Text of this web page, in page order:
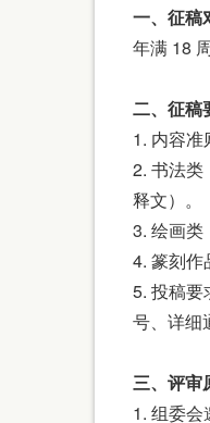
一、征稿
年满 18
二、征稿
1. 内容准
2. 书法类
释文）。
3. 绘画类
4. 篆刻作
5. 投稿要
号、详细
三、评审
1. 组委会